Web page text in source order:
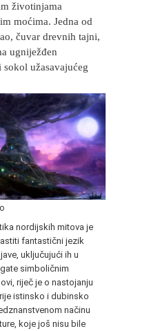
životinjama
moćima. Jedna od
čuvar drevnih tajni,
ugniježđen
užasavajućeg
nordijskih mitova je
fantastični jezik
uključujući ih u
simboličnim
riječ je o nastojanju
istinsko i dubinsko
načinu
koje još nisu bile